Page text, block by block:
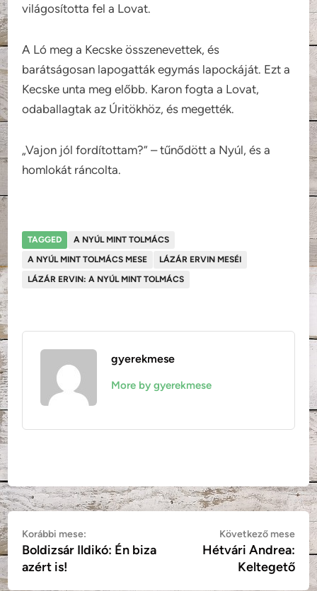
világosította fel a Lovat.
A Ló meg a Kecske összenevettek, és
barátságosan lapogatták egymás lapockáját. Ezt a
Kecske unta meg előbb. Karon fogta a Lovat,
odaballagtak az Úritökhöz, és megették.
„Vajon jól fordítottam?” – tűnődött a Nyúl, és a
homlokát ráncolta.
TAGGED
A NYÚL MINT TOLMÁCS
A NYÚL MINT TOLMÁCS MESE
LÁZÁR ERVIN MESÉI
LÁZÁR ERVIN: A NYÚL MINT TOLMÁCS
gyerekmese
More by gyerekmese
Bejegyzés
navigáció
Korábbi mese:
mese:
Boldizsár Ildikó: Én biza
azért is!
Következő mese
Hétvári Andrea:
Keltegető